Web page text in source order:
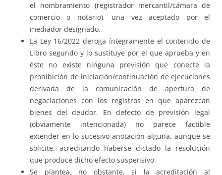
el nombramiento (registrador mercantil/cámara de
comercio o notario), una vez aceptado por el
mediador designado.
La Ley 16/2022 deroga íntegramente el contenido de
Libro segundo y lo sustituye por el que aprueba y en
éste no existe ninguna previsión que conecte la
prohibición de iniciación/continuación de ejecuciones
derivada de la comunicación de apertura de
negociaciones con los registros en que aparezcan
bienes del deudor. En defecto de previsión legal
(obviamente intencionada) no parece factible
extender en lo sucesivo anotación alguna, aunque se
solicite, acreditando haberse dictado la resolución
que produce dicho efecto suspensivo.
Se plantea, no obstante, si la acreditación al